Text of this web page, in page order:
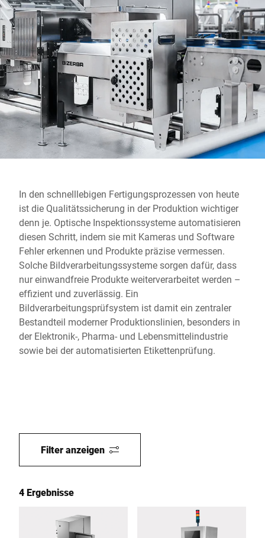
Globale Website
In den schnelllebigen Fertigungsprozessen von heute
ist die Qualitätssicherung in der Produktion wichtiger
denn je. Optische Inspektionssysteme automatisieren
diesen Schritt, indem sie mit Kameras und Software
Fehler erkennen und Produkte präzise vermessen.
Solche Bildverarbeitungssysteme sorgen dafür, dass
nur einwandfreie Produkte weiterverarbeitet werden –
effizient und zuverlässig. Ein
Bildverarbeitungsprüfsystem ist damit ein zentraler
Bestandteil moderner Produktionslinien, besonders in
der Elektronik-, Pharma- und Lebensmittelindustrie
sowie bei der automatisierten Etikettenprüfung.
Filter anzeigen
4 Ergebnisse